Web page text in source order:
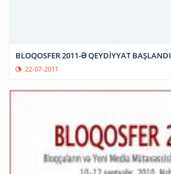
BLOQOSFER 2011-Ə QEYDİYYAT BAŞLANDI
22-07-2011